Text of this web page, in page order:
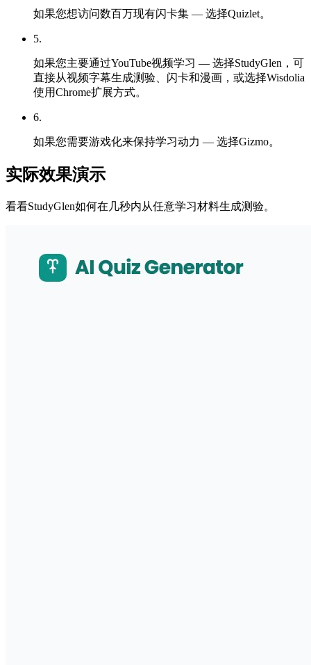
如果您想访问数百万现有闪卡集 — 选择Quizlet。
5.
如果您主要通过YouTube视频学习 — 选择StudyGlen，可
直接从视频字幕生成测验、闪卡和漫画，或选择Wisdolia
使用Chrome扩展方式。
6.
如果您需要游戏化来保持学习动力 — 选择Gizmo。
实际效果演示
看看StudyGlen如何在几秒内从任意学习材料生成测验。